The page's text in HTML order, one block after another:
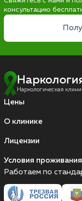
консультацию
Наркологическая
Цены
О клинике
Лицензии
Условия проживания
Работаем по